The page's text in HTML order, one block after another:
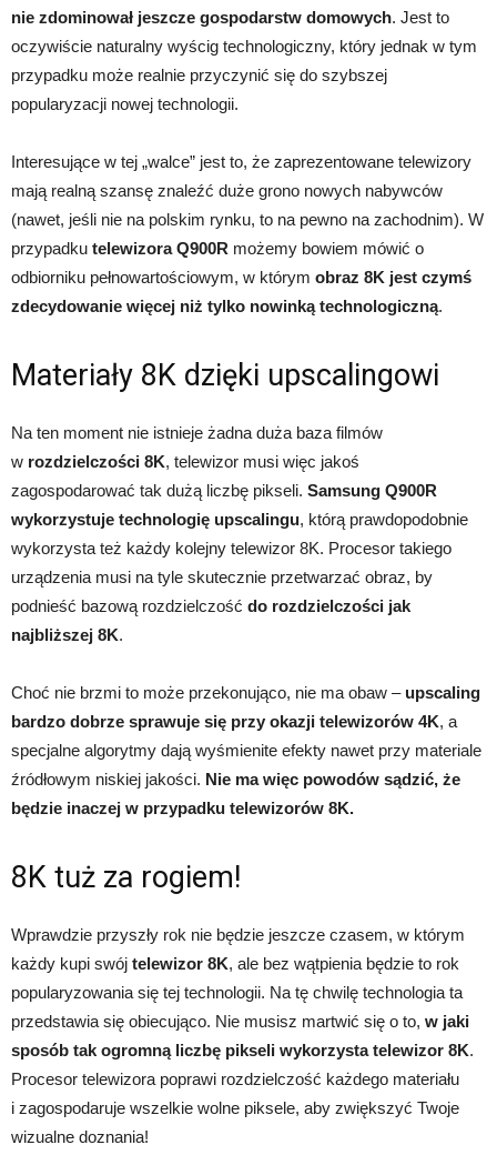
nie zdominował jeszcze gospodarstw domowych. Jest to
oczywiście naturalny wyścig technologiczny, który jednak w tym
przypadku może realnie przyczynić się do szybszej
popularyzacji nowej technologii.
Interesujące w tej „walce” jest to, że zaprezentowane telewizory
mają realną szansę znaleźć duże grono nowych nabywców
(nawet, jeśli nie na polskim rynku, to na pewno na zachodnim). W
przypadku telewizora Q900R możemy bowiem mówić o
odbiorniku pełnowartościowym, w którym obraz 8K jest czymś
zdecydowanie więcej niż tylko nowinką technologiczną.
Materiały 8K dzięki upscalingowi
Na ten moment nie istnieje żadna duża baza filmów
w rozdzielczości 8K, telewizor musi więc jakoś
zagospodarować tak dużą liczbę pikseli. Samsung Q900R
wykorzystuje technologię upscalingu, którą prawdopodobnie
wykorzysta też każdy kolejny telewizor 8K. Procesor takiego
urządzenia musi na tyle skutecznie przetwarzać obraz, by
podnieść bazową rozdzielczość do rozdzielczości jak
najbliższej 8K.
Choć nie brzmi to może przekonująco, nie ma obaw – upscaling
bardzo dobrze sprawuje się przy okazji telewizorów 4K, a
specjalne algorytmy dają wyśmienite efekty nawet przy materiale
źródłowym niskiej jakości. Nie ma więc powodów sądzić, że
będzie inaczej w przypadku telewizorów 8K.
8K tuż za rogiem!
Wprawdzie przyszły rok nie będzie jeszcze czasem, w którym
każdy kupi swój telewizor 8K, ale bez wątpienia będzie to rok
popularyzowania się tej technologii. Na tę chwilę technologia ta
przedstawia się obiecująco. Nie musisz martwić się o to, w jaki
sposób tak ogromną liczbę pikseli wykorzysta telewizor 8K.
Procesor telewizora poprawi rozdzielczość każdego materiału
i zagospodaruje wszelkie wolne piksele, aby zwiększyć Twoje
wizualne doznania!